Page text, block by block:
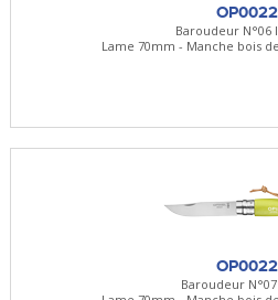
Baroudeur N°06
Lame 70mm - Manche bois
Baroudeur